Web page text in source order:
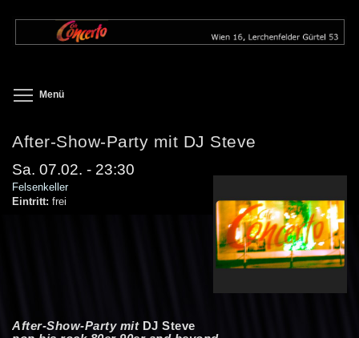
zum
Menü
After-Show-Party mit DJ Steve
Sa. 07.02. - 23:30
Felsenkeller
Eintritt: frei
After-Show-Party mit DJ Steve